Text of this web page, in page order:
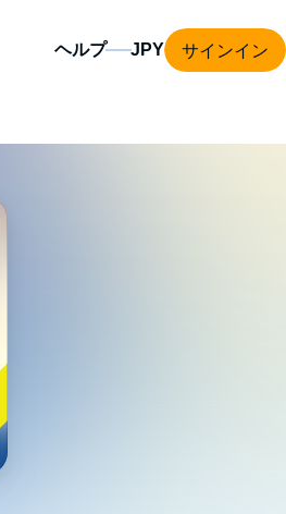
ヘルプ サインイン